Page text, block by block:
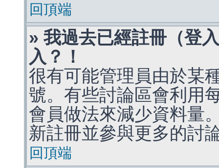
回頂端
» 我過去已經註冊（登
入？！
很有可能管理員由於某
號。有些討論區會利用
會員做法來減少資料量
新註冊並參與更多的討
回頂端